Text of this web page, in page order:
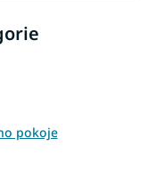
pokoje